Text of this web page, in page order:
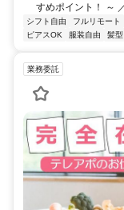
すめポイント！ ～
シフト自由 フルリモート
ピアスOK
服装自由 髪
業務委託